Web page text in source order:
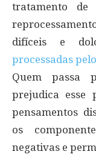
tratamento
difíceis e
processadas
Quem passa
prejudica esse
pensamentos
os
negativas e